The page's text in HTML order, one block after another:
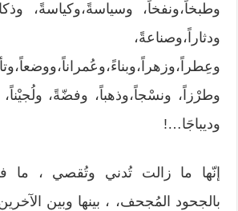
وطبخاً،ونفخاً، وسياسةً،وكياسةً،
ودثاراً،وصناعةً،
وطرْزاً، ونسْجاً،وذهباً، وفضّةً،
وديباجَا…!
إنّها ما زالت تُدني وتُقصي ، ما
بالجحود المُجحف، ، بينها وبين